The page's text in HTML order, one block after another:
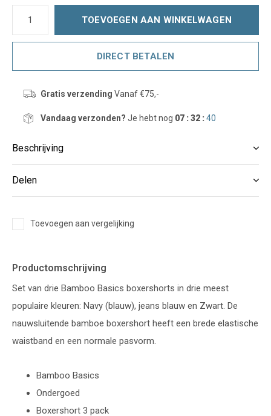
TOEVOEGEN AAN WINKELWAGEN
DIRECT BETALEN
Gratis verzending Vanaf €75,-
Vandaag verzonden? Je hebt nog 07 : 32 :39
Beschrijving
Delen
Toevoegen aan vergelijking
Productomschrijving
Set van drie Bamboo Basics boxershorts in drie meest
populaire kleuren: Navy (blauw), jeans blauw en Zwart. De
nauwsluitende bamboe boxershort heeft een brede elastische
waistband en een normale pasvorm.
Bamboo Basics
Ondergoed
Boxershort 3 pack